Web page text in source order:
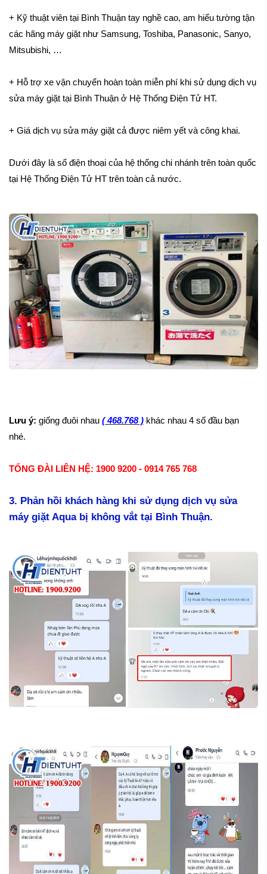
+ Kỹ thuật viên tại Bình Thuận tay nghề cao, am hiểu tường tận
các hãng máy giặt như Samsung, Toshiba, Panasonic, Sanyo,
Mitsubishi, …
+ Hỗ trợ xe vận chuyển hoàn toàn miễn phí khi sử dụng dịch vụ
sửa máy giặt tại Bình Thuận ở Hệ Thống Điện Tử HT.
+ Giá dịch vụ sửa máy giặt cả được niêm yết và công khai.
Dưới đây là số điện thoại của hệ thống chi nhánh trên toàn quốc
tại Hệ Thống Điện Tử HT trên toàn cả nước.
Lưu ý: giống đuôi nhau ( 468.768 ) khác nhau 4 số đầu bạn
nhé.
TỔNG ĐÀI LIÊN HỆ: 1900 9200 - 0914 765 768
3. Phản hồi khách hàng khi sử dụng dịch vụ sửa
máy giặt Aqua bị không vắt tại Bình Thuận.